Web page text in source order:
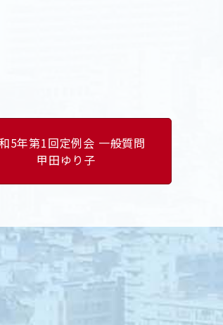
5年第1回定例会 一般質問
甲田ゆり子